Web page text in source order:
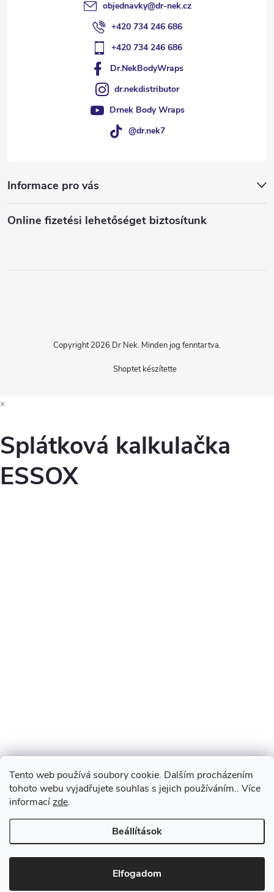
Tento web používá soubory cookie. Dalším procházením
tohoto webu vyjadřujete souhlas s jejich používáním.. Více
informacízde.
Beállítások
Elfogadom
objednavky@dr-nek.cz
+420 734 246 686
+420 734 246 686
Dr.NekBodyWraps
dr.nekdistributor
Drnek Body Wraps
@dr.nek7
Informace pro vás
Online fizetési lehetőséget biztosítunk
Shoptet készítette
Copyright 2026 Dr Nek. Minden jog fenntartva.
×
Splátková kalkulačka
ESSOX